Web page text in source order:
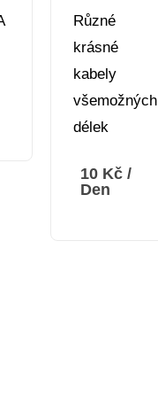
Různé
krásné
kabely
všemožných
délek
10 Kč /
Den